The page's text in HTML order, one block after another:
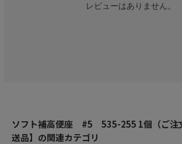
レビューはありません。
ソフト補高便座 #5 535-255 1個（ご注
送品】の関連カテゴリ